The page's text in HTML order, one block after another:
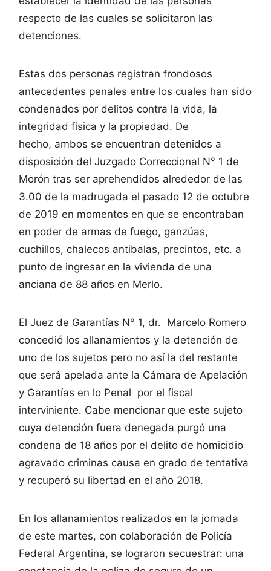
respecto de las cuales se solicitaron las
detenciones.
Estas dos personas registran frondosos
antecedentes penales entre los cuales han sido
condenados por delitos contra la vida, la
integridad física y la propiedad. De
hecho, ambos se encuentran detenidos a
disposición del Juzgado Correccional N° 1 de
Morón tras ser aprehendidos alrededor de las
3.00 de la madrugada el pasado 12 de octubre
de 2019 en momentos en que se encontraban
en poder de armas de fuego, ganzúas,
cuchillos, chalecos antibalas, precintos, etc. a
punto de ingresar en la vivienda de una
anciana de 88 años en Merlo.
El Juez de Garantías N° 1, dr. Marcelo Romero
concedió los allanamientos y la detención de
uno de los sujetos pero no así la del restante
que será apelada ante la Cámara de Apelación
y Garantías en lo Penal por el fiscal
interviniente. Cabe mencionar que este sujeto
cuya detención fuera denegada purgó una
condena de 18 años por el delito de homicidio
agravado criminas causa en grado de tentativa
y recuperó su libertad en el año 2018.
En los allanamientos realizados en la jornada
de este martes, con colaboración de Policía
Federal Argentina, se lograron secuestrar: una